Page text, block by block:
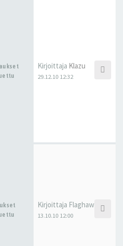
Kirjoittaja Klazu
29.12.10 12:32
Kirjoittaja Flaghawk
13.10.10 12:00